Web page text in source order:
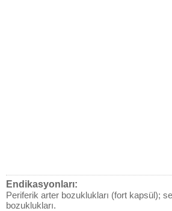
Endikasyonları:
Periferik arter bozuklukları (fort kapsül);
bozuklukları.